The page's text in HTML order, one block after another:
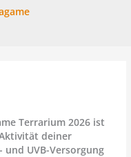
Terrarium 2026 ist
deiner
und UVB-Versorgung